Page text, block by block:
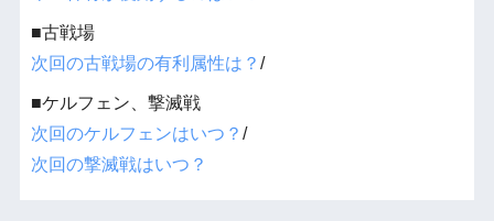
■古戦場
次回の古戦場の有利属性は？ /
■ケルフェン、撃滅戦
次回のケルフェンはいつ？ /
次回の撃滅戦はいつ？